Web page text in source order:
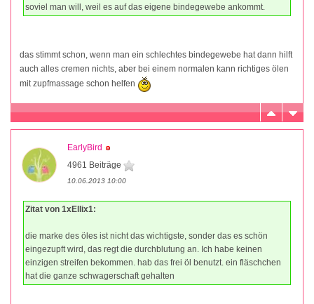
soviel man will, weil es auf das eigene bindegewebe ankommt.
das stimmt schon, wenn man ein schlechtes bindegewebe hat dann hilft
auch alles cremen nichts, aber bei einem normalen kann richtiges ölen
mit zupfmassage schon helfen
EarlyBird
4961 Beiträge
10.06.2013 10:00
Zitat von 1xEllix1:
die marke des öles ist nicht das wichtigste, sonder das es schön
eingezupft wird, das regt die durchblutung an. Ich habe keinen
einzigen streifen bekommen. hab das frei öl benutzt. ein fläschchen
hat die ganze schwagerschaft gehalten